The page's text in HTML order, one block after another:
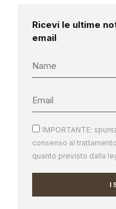
Ricevi le ultime
email
IMPORTANTE:
consenso al
quanto previsto dalla